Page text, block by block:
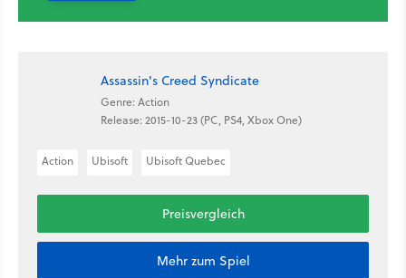
Assassin's Creed Syndicate
Genre: Action
Release: 2015-10-23 (PC, PS4, Xbox One)
Action Ubisoft Ubisoft Quebec
Preisvergleich
Mehr zum Spiel